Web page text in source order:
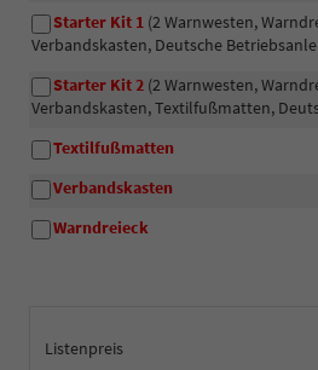
Listenpreis
Starter Kit 1 (2 Warnwesten,
Verbandskasten, Deutsche
Starter Kit 2 (2 Warnwesten,
Verbandskasten, Textilfußmatten,
Textilfußmatten
Verbandskasten
Warndreieck